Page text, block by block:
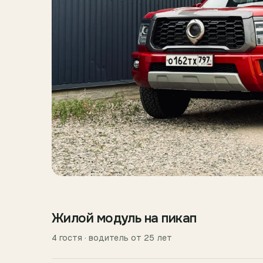
Жилой модуль на пикап
4 гостя · водитель от 25 лет